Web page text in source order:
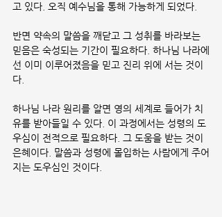
고 있다. 오직 예수님을 통해 가능하게 되었다.
반면 약속의 말씀을 깨닫고 그 성취를 바라보는
믿음은 숙성되는 기간이 필요하다. 하나님 나라에
선 이미 이루어졌음을 믿고 진리 위에 서는 것이
다.
하나님 나라 원리를 알면 영의 세계로 들어가 치
유를 받아들일 수 있다. 이 과정에서는 성령의 도
우심이 전적으로 필요하다. 그 도움을 받는 것이
은혜이다. 말씀과 성령에 몰입하는 사람에게 주어
지는 도우심인 것이다.